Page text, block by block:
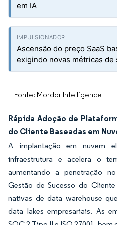
em IA
Ascensão do preço SaaS
exigindo novas métricas
Fonte: Mordor Intelligence
Rápida Adoção de
do Cliente Baseadas em
A implantação em nuvem
infraestrutura e acelera o
aumentando a penetração
Gestão de Sucesso do
nativas de data warehouse
data lakes empresariais. As